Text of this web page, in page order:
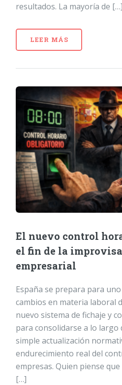
resultados. La mayoría de […]
LEER MÁS
El nuevo control
el fin de la
empresarial
España se prepara para
cambios en materia laboral
nuevo sistema de fichaje y
para consolidarse a lo largo
simple actualización
endurecimiento real del
empresas. Quien piense
[…]